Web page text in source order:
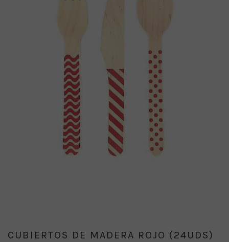
CUBIERTOS DE MADERA ROJO (24UDS)